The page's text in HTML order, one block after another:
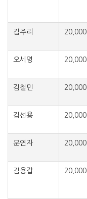
김주리 20,000
오세영 20,000
김철민 20,000
김선용 20,000
문연자 20,000
김용갑 20,000